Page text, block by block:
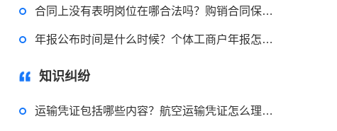
合同上没有表明岗位在哪合法吗？购销合同保管年限多久？-当前速读
年报公布时间是什么时候？个体工商户年报怎么报？
知识纠纷
运输凭证包括哪些内容？航空运输凭证怎么理解？ 世界微速讯
律师回答区
高楼住宅玻璃炸裂应该找谁处理